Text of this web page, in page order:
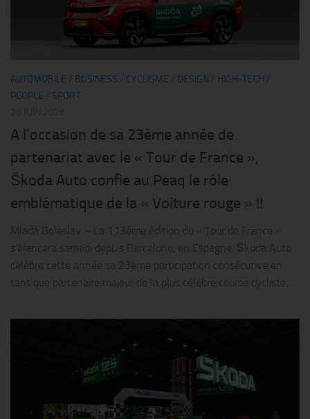
AUTOMOBILE BUSINESS CYCLISME DESIGN HIGH-TECH
PEOPLE
SPORT
A l’occasion de sa 23ème année de
partenariat avec le « Tour de France »,
Škoda Auto confie au Peaq le rôle
emblématique de la « Voiture rouge » !!
Mladá Boleslav – La 113ème édition du « Tour de France »
s’élancera samedi depuis Barcelone, en Espagne. Škoda Auto
célèbre cette année sa 23ème participation consécutive en
tant que partenaire majeur de la plus célèbre course cycliste...